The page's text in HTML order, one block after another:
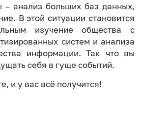
– анализ больших баз данных,
В этой ситуации становится
изучение общества с
систем и анализа
информации. Так что вы
себя в гуще событий.
и у вас всё получится!